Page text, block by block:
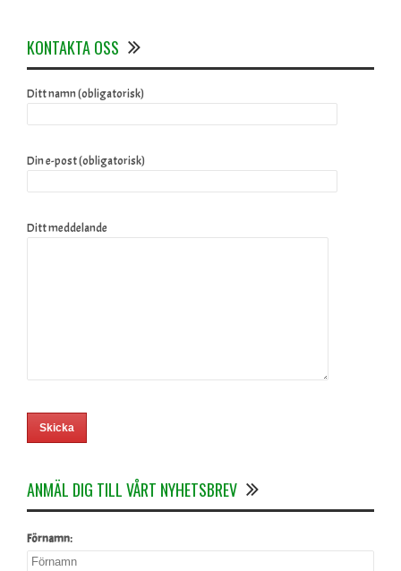
KONTAKTA OSS
Ditt namn (obligatorisk)
Din e-post (obligatorisk)
Ditt meddelande
ANMÄL DIG TILL VÅRT NYHETSBREV
Förnamn: